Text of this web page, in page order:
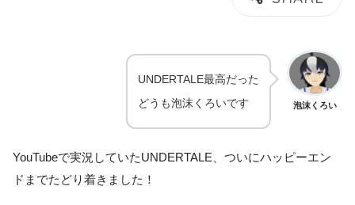
泡沫くろい
UNDERTALE最高だった
どうも泡沫くろいです
YouTubeで実況していたUNDERTALE、ついにハッピーエン
ドまでたどり着きました！